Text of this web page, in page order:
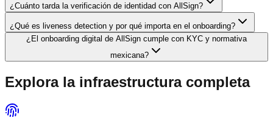
¿Cuánto tarda la verificación de identidad con AllSign?
¿Qué es liveness detection y por qué importa en el onboarding?
¿El onboarding digital de AllSign cumple con KYC y normativa
mexicana?
Explora la infraestructura completa